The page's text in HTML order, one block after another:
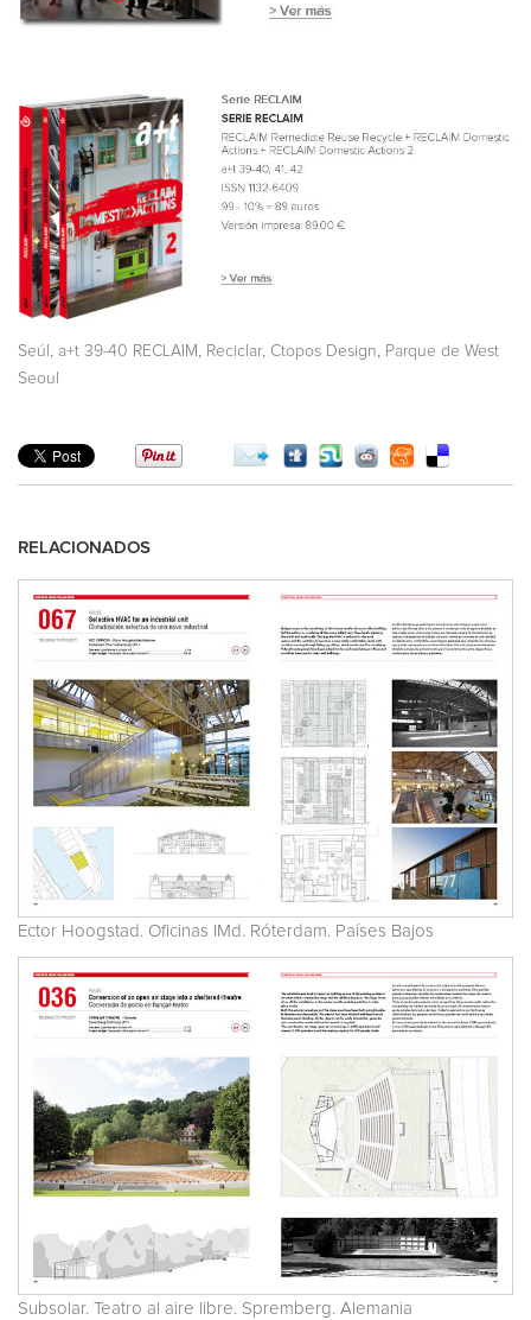
Seúl a+t 39-40 RECLAIM Reciclar Ctopos Design
Parque de West
Seoul
RELACIONADOS
Ector Hoogstad. Oficinas IMd. Róterdam. Países Bajos
Subsolar. Teatro al aire libre. Spremberg. Alemania